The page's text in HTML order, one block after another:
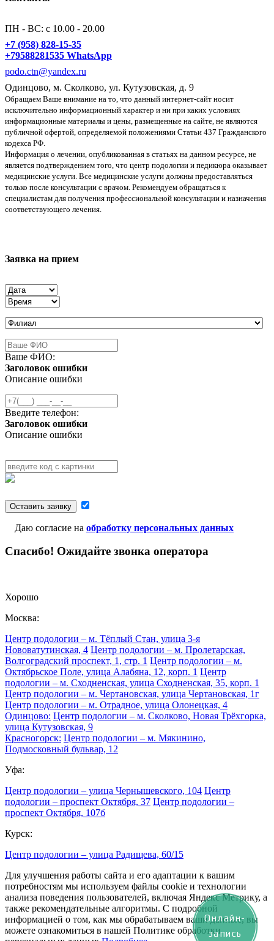
ПН - ВС: с 10.00 - 20.00
+7 (958) 828-15-35
+79588281535 WhatsApp
podo.ctn@yandex.ru
Одинцово, м. Сколково, ул. Кутузовская, д. 9
Обращаем Ваше внимание на то, что данный интернет-сайт носит
исключительно информационный характер и ни при каких условиях
информационные материалы и цены, размещенные на сайте, не являются
публичной офертой, определяемой положениями Статьи 437 Гражданского
кодекса РФ.
Информация о лечении, опубликованная в статьях на данном ресурсе, не
является подтверждением того, что центр подологии и педикюра оказывает
медицинские услуги. Все медицинские услуги должны предоставляться
только после консультации с врачом. Рекомендуем обращаться к
специалистам для получения профессиональной консультации и назначения
соответствующего лечения.
Заявка на прием
Ваше ФИО:
Заголовок ошибки
Описание ошибки
Введите телефон:
Заголовок ошибки
Описание ошибки
Оставить заявку
Даю согласие на обработку персональных данных
Спасибо! Ожидайте звонка оператора
Хорошо
Москва:
Центр подологии – м. Тёплый Стан, улица 3-я
Нововатутинская, 4 Центр подологии – м. Пролетарская,
Волгоградский проспект, 1, стр. 1 Центр подологии – м.
Октябрьское Поле, улица Алабяна, 12, корп. 1 Центр
подологии – м. Сходненская, улица Сходненская, 35, корп. 1
Центр подологии – м. Чертановская, улица Чертановская, 1г
Центр подологии – м. Отрадное, улица Олонецкая, 4
Одинцово: Центр подологии – м. Сколково, Новая Трёхгорка,
улица Кутузовская, 9
Красногорск: Центр подологии – м. Мякинино,
Подмосковный бульвар, 12
Уфа:
Центр подологии – улица Чернышевского, 104 Центр
подологии – проспект Октября, 37 Центр подологии –
проспект Октября, 107б
Курск:
Центр подологии – улица Радищева, 60/15
Для улучшения работы сайта и его адаптации к вашим
потребностям мы используем файлы cookie и технологии
анализа поведения пользователей, включая Яндекс Метрику, а
также рекомендательные алгоритмы. С подробной
информацией о том, как мы обрабатываем ваши данные, вы
можете ознакомиться в нашей Политике обработки
Онлайн-
запись